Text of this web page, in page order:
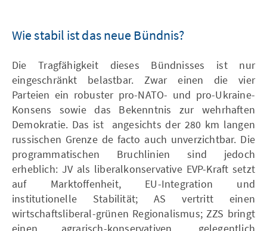
Wie stabil ist das neue Bündnis?
Die Tragfähigkeit dieses Bündnisses ist nur
eingeschränkt belastbar. Zwar einen die vier
Parteien ein robuster pro-NATO- und pro-Ukraine-
Konsens sowie das Bekenntnis zur wehrhaften
Demokratie. Das ist angesichts der 280 km langen
russischen Grenze de facto auch unverzichtbar. Die
programmatischen Bruchlinien sind jedoch
erheblich: JV als liberalkonservative EVP-Kraft setzt
auf Marktoffenheit, EU-Integration und
institutionelle Stabilität; AS vertritt einen
wirtschaftsliberal-grünen Regionalismus; ZZS bringt
einen agrarisch-konservativen, gelegentlich